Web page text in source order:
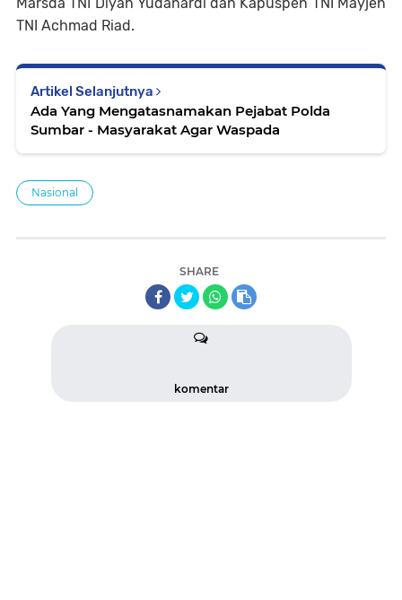
Marsda TNI Diyah Yudanardi dan Kapuspen TNI Mayjen
TNI Achmad Riad.
Artikel Selanjutnya
Ada Yang Mengatasnamakan Pejabat Polda
Sumbar - Masyarakat Agar Waspada
Nasional
SHARE
komentar